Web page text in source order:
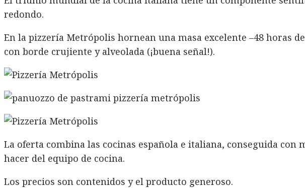
redondo.
En la pizzería Metrópolis hornean una masa excelente –48 horas
con borde crujiente y alveolada (¡buena señal!).
La oferta combina las cocinas española e italiana, conseguida
hacer del equipo de cocina.
Los precios son contenidos y el producto generoso.